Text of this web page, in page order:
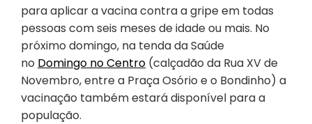
para aplicar a vacina contra a gripe em todas
pessoas com seis meses de idade ou mais. No
próximo domingo, na tenda da Saúde
no Domingo no Centro (calçadão da Rua XV de
Novembro, entre a Praça Osório e o Bondinho) a
vacinação também estará disponível para a
população.